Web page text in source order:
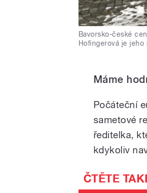
Bavorsko-české
Hofingerová je jeho
Máme
Počáteční
sametové
ředitelka,
kdykoliv